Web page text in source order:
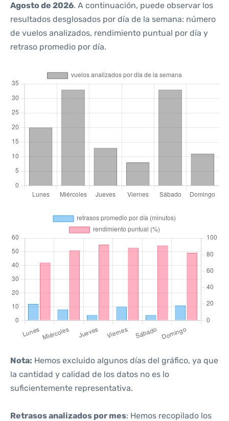
Agosto de 2026. A continuación, puede observar los
resultados desglosados por día de la semana: número
de vuelos analizados, rendimiento puntual por día y
retraso promedio por día.
Nota: Hemos excluido algunos días del gráfico, ya que
la cantidad y calidad de los datos no es lo
suficientemente representativa.
Retrasos analizados por mes: Hemos recopilado los